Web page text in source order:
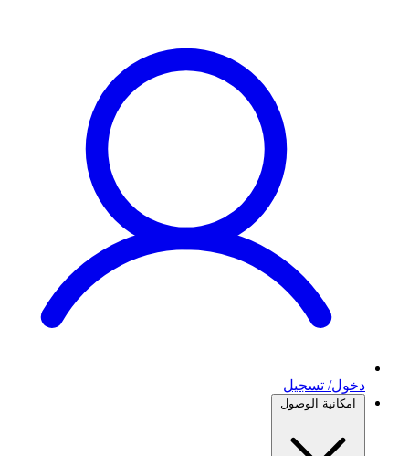
دخول/ تسجيل
امكانية الوصول